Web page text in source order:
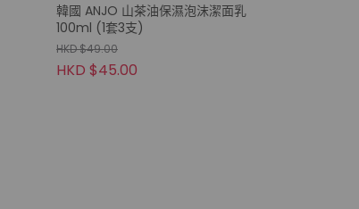
韓國 ANJO 山茶油保濕泡沫潔面乳
100ml (1套3支)
HKD $49.00
HKD $45.00